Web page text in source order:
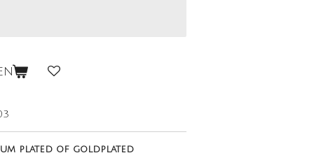
plated of goldplated